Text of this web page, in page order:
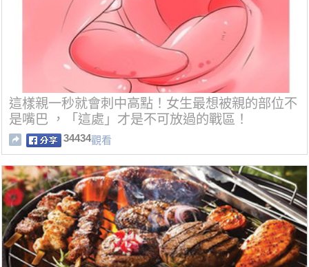
這樣親一秒就會刺中高點！女生最想被親的部位不
是嘴巴 ，「這處」才是不可放過的戰區！
34434觀看